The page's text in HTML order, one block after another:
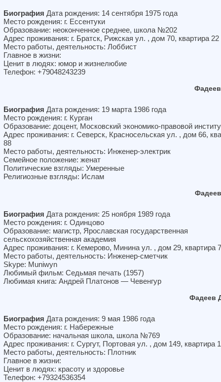
Биография Дата рождения: 14 сентября 1975 года
Место рождения: г. Ессентуки
Образование: неоконченное среднее, школа №202
Адрес проживания: г. Братск, Рижская ул. , дом 70, квартира 22
Место работы, деятельность: Лоббист
Главное в жизни:
Ценит в людях: юмор и жизнелюбие
Телефон: +79048243239
Биография Дата рождения: 19 марта 1986 года
Место рождения: г. Курган
Образование: доцент, Московский экономико-правовой
Адрес проживания: г. Северск, Красносельская ул. , дом 66,
88
Место работы, деятельность: Инженер-электрик
Семейное положение: женат
Политические взгляды: Умеренные
Религиозные взгляды: Ислам
Биография Дата рождения: 25 ноября 1989 года
Место рождения: г. Одинцово
Образование: магистр, Ярославская государственная
сельскохозяйственная академия
Адрес проживания: г. Кемерово, Минина ул. , дом 29, квартира
Место работы, деятельность: Инженер-сметчик
Skype: Muniwyn
Любимый фильм: Седьмая печать (1957)
Любимая книга: Андрей Платонов — Чевенгур
Фадеев
Биография Дата рождения: 9 мая 1986 года
Место рождения: г. Набережные
Образование: начальная школа, школа №769
Адрес проживания: г. Сургут, Портовая ул. , дом 149, квартира
Место работы, деятельность: Плотник
Главное в жизни:
Ценит в людях: красоту и здоровье
Телефон: +79324536354